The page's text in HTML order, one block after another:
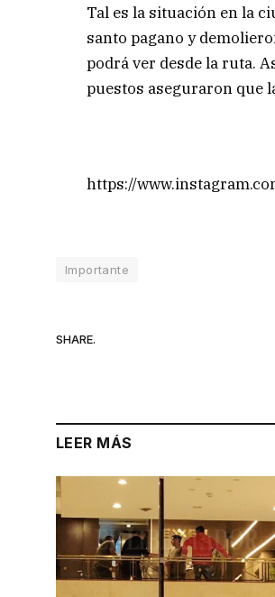
Tal es la situación en la
santo pagano y
podrá ver desde la ruta.
puestos aseguraron que
https://
Importante
SHARE.
LEER MÁS